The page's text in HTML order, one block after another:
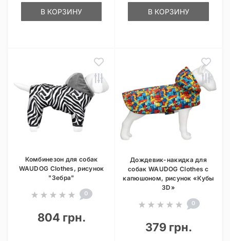
В КОРЗИНУ В КОРЗИНУ
Комбинезон для собак
WAUDOG Clothes, рисунок
"Зебра"
0
804 грн.
Дождевик-накидка для
собак WAUDOG Clothes с
капюшоном, рисунок «Кубы
3D»
0
379 грн.